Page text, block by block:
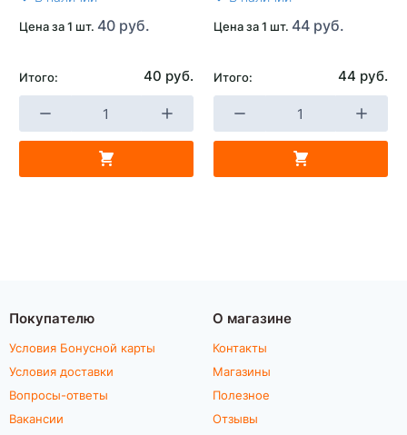
Цена за 1 шт. 40 руб.
Итого: 40 руб.
Цена за 1 шт. 44 руб.
Итого: 44 руб.
Покупателю
Условия Бонусной карты
Условия доставки
Вопросы-ответы
Вакансии
О магазине
Контакты
Магазины
Полезное
Отзывы